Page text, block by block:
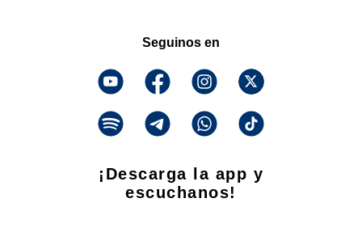
Seguinos en
¡Descarga la app y
escuchanos!